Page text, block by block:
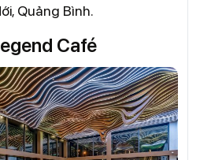
Quảng Bình.
Café